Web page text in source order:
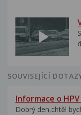
SOUVISEJÍCÍ
Informace o
Dobrý den,chtěl